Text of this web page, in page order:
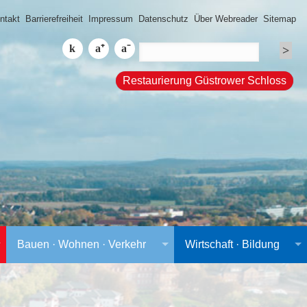
Barrierefreiheit Impressum Datenschutz Über Webreader Sitemap
Restaurierung Güstrower Schloss
Bauen · Wohnen · Verkehr Wirtschaft · Bildung